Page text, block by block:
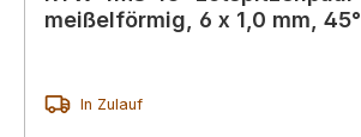
meißelförmig, 6 x 1,0 mm, 45°
In Zulauf